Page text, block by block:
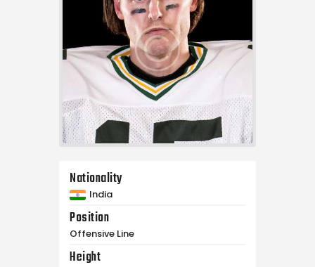
Join Us
Contact Us
Nationality
India
Position
Offensive Line
Height